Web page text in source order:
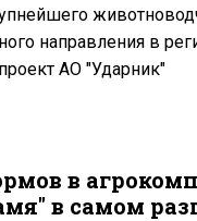
направления в
АО "Ударник"
в
в самом